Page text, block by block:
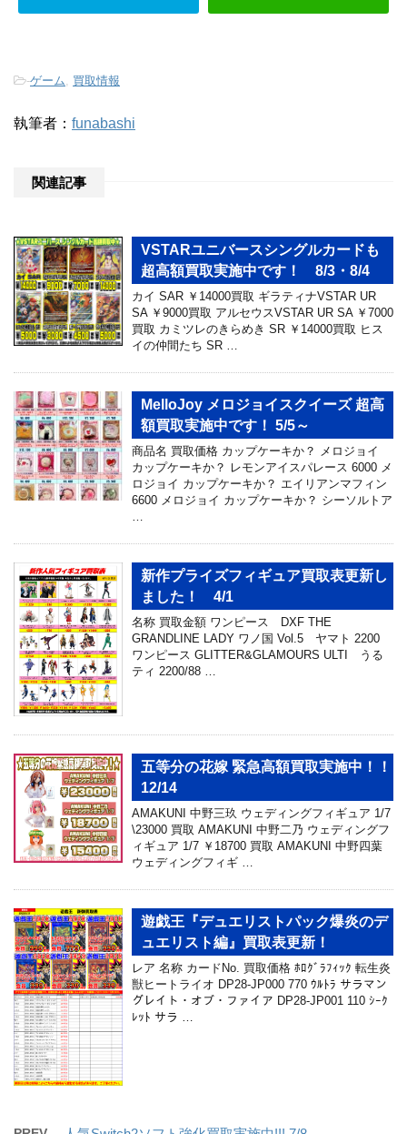
-ゲーム 買取情報
執筆者： funabashi
関連記事
VSTARユニバースシングルカードも
超高額買取実施中です！ 8/3・8/4
カイ SAR ￥14000買取 ギラティナVSTAR UR
SA ￥9000買取 アルセウスVSTAR UR SA ￥7000
買取 カミツレのきらめき SR ￥14000買取 ヒス
イの仲間たち SR …
MelloJoy メロジョイスクイーズ 超高
額買取実施中です！ 5/5～
商品名 買取価格 カップケーキか？ メロジョイ
カップケーキか？ レモンアイスパレース 6000 メ
ロジョイ カップケーキか？ エイリアンマフィン
6600 メロジョイ カップケーキか？ シーソルトア
新作プライズフィギュア買取表更新し
ました！ 4/1
名称 買取金額 ワンピース DXF THE
GRANDLINE LADY ワノ国 Vol.5 ヤマト 2200
ワンピース GLITTER&GLAMOURS ULTI うる
ティ 2200/88 …
五等分の花嫁 緊急高額買取実施中！！
12/14
AMAKUNI 中野三玖 ウェディングフィギュア 1/7
\23000 買取 AMAKUNI 中野二乃 ウェディングフ
ィギュア 1/7 ￥18700 買取 AMAKUNI 中野四葉
ウェディングフィギ …
遊戯王『デュエリストパック爆炎のデ
ュエリスト編』買取表更新！
レア 名称 カードNo. 買取価格 ﾎﾛｸﾞﾗﾌｨｯｸ 転生炎
獣ヒートライオ DP28-JP000 770 ｳﾙﾄﾗ サラマン
グレイト・オブ・ファイア DP28-JP001 110 ｼｰｸ
ﾚｯﾄ サラ …